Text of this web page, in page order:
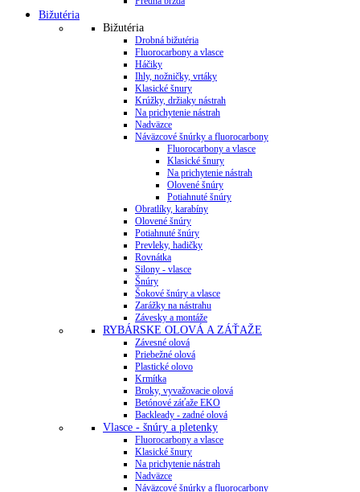
Bižutéria
Bižutéria
Drobná bižutéria
Fluorocarbony a vlasce
Háčiky
Ihly, nožničky, vrtáky
Klasické šnury
Krúžky, držiaky nástrah
Na prichytenie nástrah
Nadväzce
Náväzcové šnúrky a fluorocarbony
Fluorocarbony a vlasce
Klasické šnury
Na prichytenie nástrah
Olovené šnúry
Potiahnuté šnúry
Obratlíky, karabíny
Olovené šnúry
Potiahnuté šnúry
Prevleky, hadičky
Rovnátka
Silony - vlasce
Šnúry
Šokové šnúry a vlasce
Zarážky na nástrahu
Závesky a montáže
RYBÁRSKE OLOVÁ A ZÁŤAŽE
Závesné olová
Priebežné olová
Plastické olovo
Krmítka
Broky, vyvažovacie olová
Betónové záťaže EKO
Backleady - zadné olová
Vlasce - šnúry a pletenky
Fluorocarbony a vlasce
Klasické šnury
Na prichytenie nástrah
Nadväzce
Náväzcové šnúrky a fluorocarbony